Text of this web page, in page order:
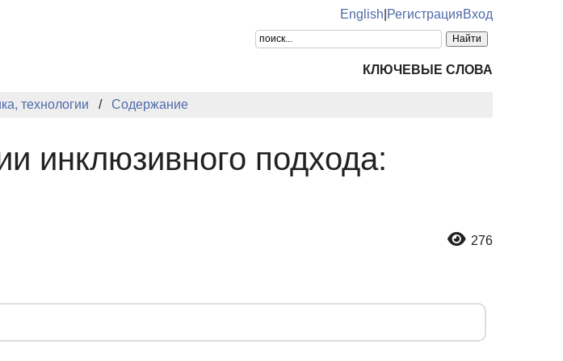
English РегистрацияВход
КЛЮЧЕВЫЕ СЛОВА
технологии Содержание
инклюзивного подхода:
276